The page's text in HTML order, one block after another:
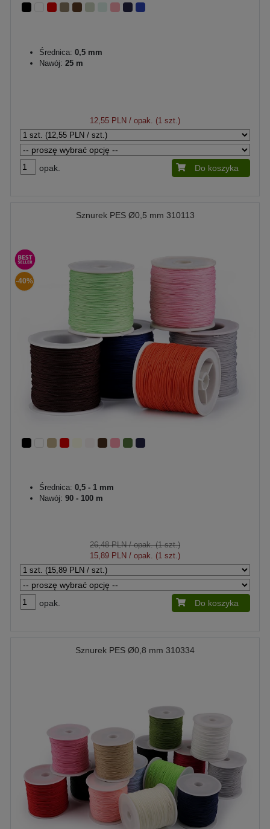
Średnica: 0,5 mm
Nawój: 25 m
12,55 PLN / opak. (1 szt.)
opak. Do koszyka
Sznurek PES Ø0,5 mm 310113
-40%
Średnica: 0,5 - 1 mm
Nawój: 90 - 100 m
26,48 PLN/ opak. (1 szt.)
15,89 PLN / opak. (1 szt.)
opak. Do koszyka
Sznurek PES Ø0,8 mm 310334